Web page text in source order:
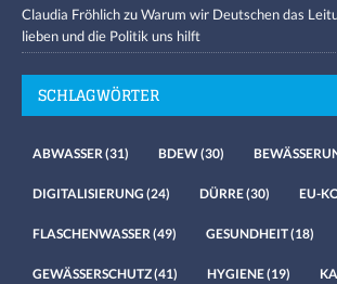
Claudia FröhlichzuWarum wir Deutschen das
lieben und die Politik uns hilft
SCHLAGWÖRTER
ABWASSER(31) BDEW(30)
DIGITALISIERUNG (24) DÜRRE(30) EU-
FLASCHENWASSER(49) GESUNDHEIT(18)
GEWÄSSERSCHUTZ(41) HYGIENE(19)